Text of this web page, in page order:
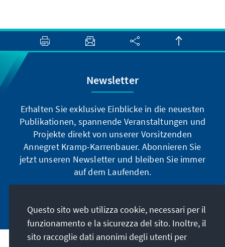
Newsletter
Erhalten Sie exklusive Einblicke in die neuesten
Publikationen, spannende Veranstaltungen und
Projekte direkt von unserer Vorsitzenden
Annegret Kramp-Karrenbauer. Abonnieren Sie
jetzt unseren Newsletter und bleiben Sie immer
auf dem Laufenden.
Questo sito web utilizza cookie, necessari per il
funzionamento e la sicurezza del sito. Inoltre, il
sito raccoglie dati anonimi degli utenti per